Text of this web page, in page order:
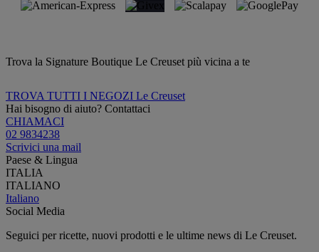
Trova la Signature Boutique Le Creuset più vicina a te
TROVA TUTTI I NEGOZI Le Creuset
Hai bisogno di aiuto? Contattaci
CHIAMACI
02 9834238
Scrivici una mail
Paese & Lingua
ITALIA
ITALIANO
Italiano
Social Media
Seguici per ricette, nuovi prodotti e le ultime news di Le Creuset.